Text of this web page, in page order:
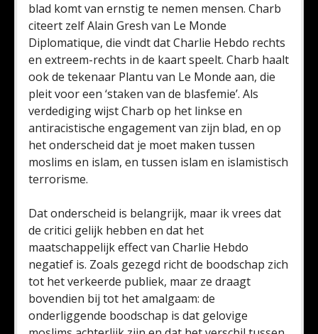
blad komt van ernstig te nemen mensen. Charb
citeert zelf Alain Gresh van Le Monde
Diplomatique, die vindt dat Charlie Hebdo rechts
en extreem-rechts in de kaart speelt. Charb haalt
ook de tekenaar Plantu van Le Monde aan, die
pleit voor een ‘staken van de blasfemie’. Als
verdediging wijst Charb op het linkse en
antiracistische engagement van zijn blad, en op
het onderscheid dat je moet maken tussen
moslims en islam, en tussen islam en islamistisch
terrorisme.
Dat onderscheid is belangrijk, maar ik vrees dat
de critici gelijk hebben en dat het
maatschappelijk effect van Charlie Hebdo
negatief is. Zoals gezegd richt de boodschap zich
tot het verkeerde publiek, maar ze draagt
bovendien bij tot het amalgaam: de
onderliggende boodschap is dat gelovige